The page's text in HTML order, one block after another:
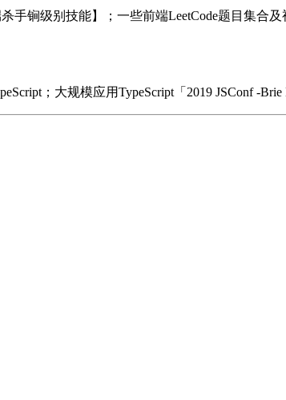
锏级别技能】；一些前端LeetCode题目集合
；大规模应用TypeScript「2019 JSConf -Brie